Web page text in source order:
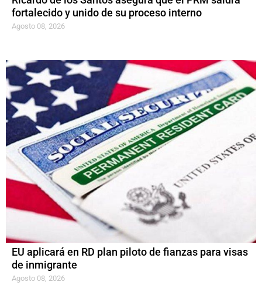
fortalecido y unido de su proceso interno
Agosto 08, 2026
EU aplicará en RD plan piloto de fianzas para visas
de inmigrante
Agosto 08, 2026